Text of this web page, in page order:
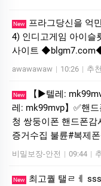
New
프라그당신을 억
4) 인디­고게­임 아이슬
사이트
awawawaw | 10:26 | 추
New
【▶텔레:
레: mk99mvp】✅핸
청 쌍둥이폰 핸드폰
증거수집 불륜#복제
비밀보장-안전 | 09:44 |
New
최고퀄 탤ㄹㅔ